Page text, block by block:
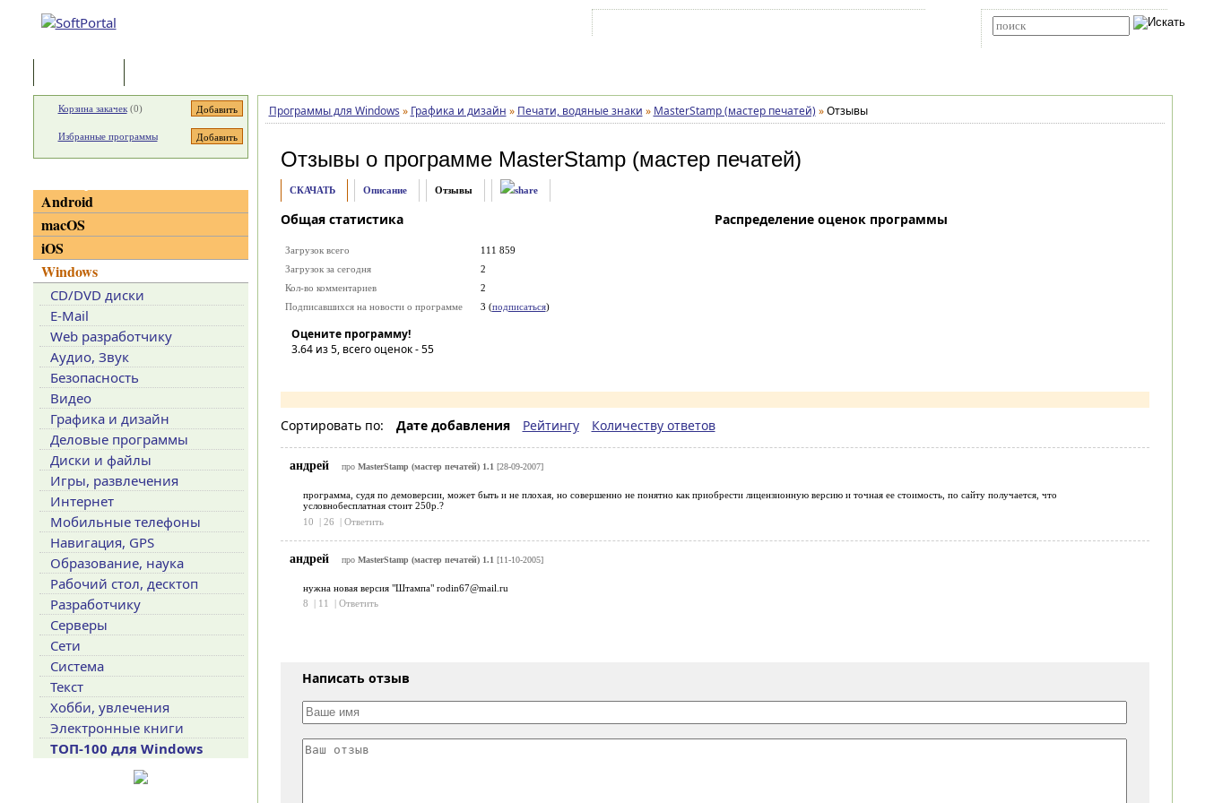
Программы для Windows » Графика и дизайн » Печати, водяные знаки » MasterStamp (мастер печатей) » Отзывы
Отзывы о программе MasterStamp (мастер печатей)
СКАЧАТЬ Описание Отзывы
Общая статистика
Загрузок всего
111 859
Загрузок за сегодня
2
Кол-во комментариев
2
Подписавшихся на новости о программе
3 (подписаться)
Оцените программу!
3.64из 5, всего оценок -55
Распределение оценок программы
Сортировать по: Дате добавления Рейтингу Количеству ответов
андрей про MasterStamp (мастер печатей) 1.1 [28-09-2007]
программа, судя по демоверсии, может быть и не плохая, но совершенно не понятно как приобрести лицензионную версию и точная ее стоимость, по сайту получается, что
условнобесплатная стоит 250р.?
10
| 26 | Ответить
андрей про MasterStamp (мастер печатей) 1.1 [11-10-2005]
нужна новая версия "Штампа" rodin67@mail.ru
8
| 11 | Ответить
Написать отзыв
Корзина закачек(0)
Избранные программы
Android
macOS
iOS
Windows
CD/DVD диски
E-Mail
Web разработчику
Аудио, Звук
Безопасность
Видео
Графика и дизайн
Деловые программы
Диски и файлы
Игры, развлечения
Интернет
Мобильные телефоны
Навигация, GPS
Образование, наука
Рабочий стол, десктоп
Разработчику
Серверы
Сети
Система
Текст
Хобби, увлечения
Электронные книги
ТОП-100 для Windows